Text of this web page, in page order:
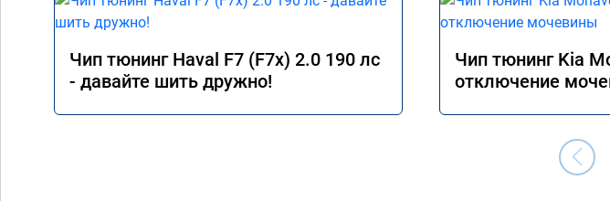
Чип тюнинг Haval F7 (F7x) 2.0 190 лс
- давайте шить дружно!
Чип тюнинг Kia
отключение